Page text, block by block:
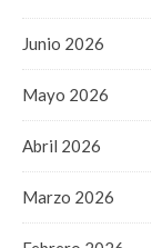
Junio 2026
Mayo 2026
Abril 2026
Marzo 2026